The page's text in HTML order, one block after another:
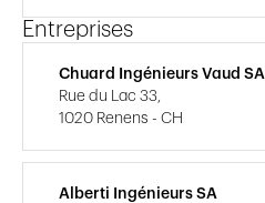
Entreprises
Chuard Ingénieurs Vaud SA
Rue du Lac 33,
1020 Renens - CH
Alberti Ingénieurs SA